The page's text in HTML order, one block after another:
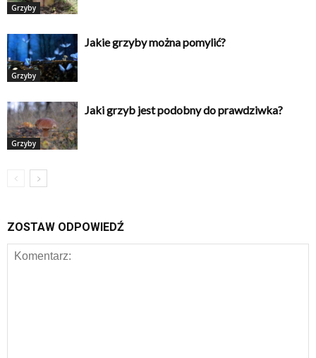
Grzyby
Grzyby
Jakie grzyby można pomylić?
Grzyby
Jaki grzyb jest podobny do prawdziwka?
ZOSTAW ODPOWIEDŹ